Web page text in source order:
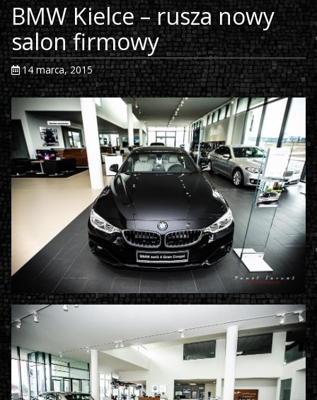
BMW Kielce – rusza nowy
salon firmowy
14 marca, 2015